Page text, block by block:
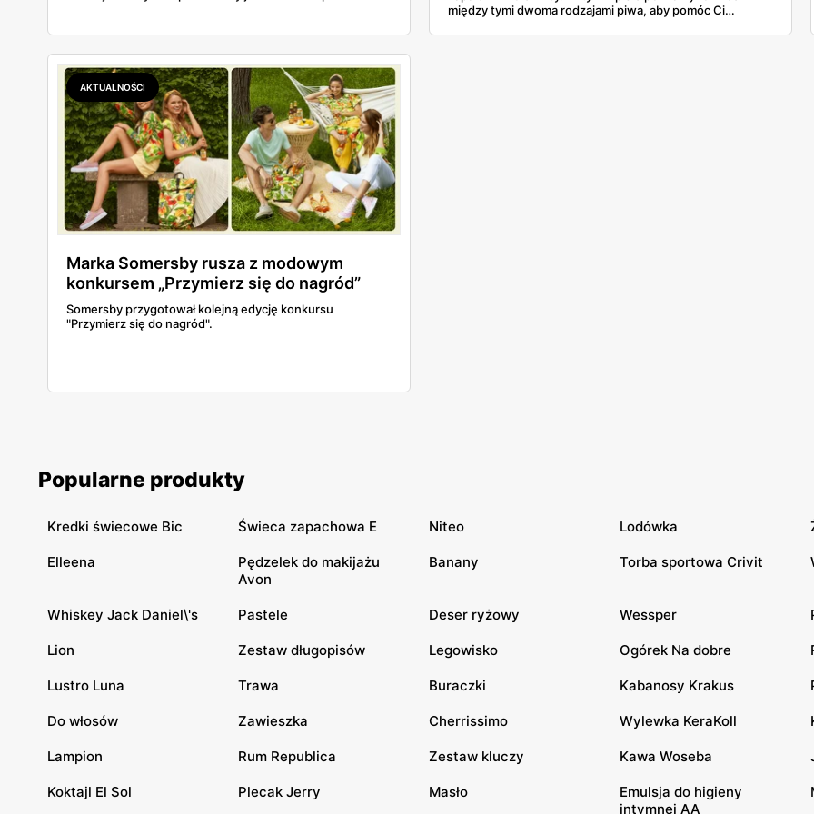
między tymi dwoma rodzajami piwa, aby pomóc Ci
AKTUALNOŚCI
Marka Somersby rusza z modowym
konkursem „Przymierz się do nagród”
Somersby przygotował kolejną edycję konkursu
"Przymierz się do nagród".
Popularne produkty
Kredki świecowe Bic Świeca zapachowa E Niteo Lodówka
Elleena
Pędzelek do makijażu
Avon
Banany Torba sportowa Crivit
Whiskey Jack Daniel\'s Pastele Deser ryżowy Wessper
Lion Zestaw długopisów Legowisko Ogórek Na dobre
Lustro Luna Trawa Buraczki Kabanosy Krakus
Do włosów Zawieszka Cherrissimo Wylewka KeraKoll
Lampion Rum Republica Zestaw kluczy Kawa Woseba
Koktajl El Sol Plecak Jerry Masło
Emulsja do higieny
intymnej AA